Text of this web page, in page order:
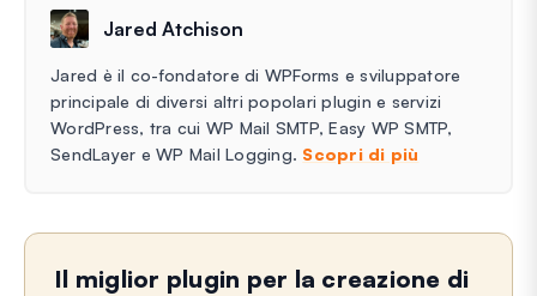
Jared Atchison
Jared è il co-fondatore di WPForms e sviluppatore
principale di diversi altri popolari plugin e servizi
WordPress, tra cui WP Mail SMTP, Easy WP SMTP,
SendLayer e WP Mail Logging. Scopri di più
Il miglior plugin per la creazione di